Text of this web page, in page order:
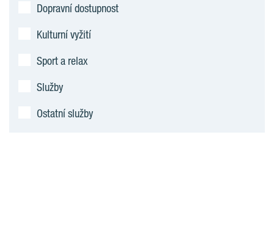
Dopravní dostupnost
Kulturní vyžití
Sport a relax
Služby
Ostatní služby